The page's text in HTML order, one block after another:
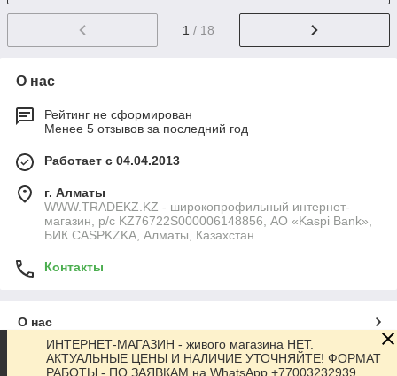
1 / 18
О нас
Рейтинг не сформирован
Менее 5 отзывов за последний год
Работает с 04.04.2013
г. Алматы
WWW.TRADEKZ.KZ - широкопрофильный интернет-
магазин, р/с KZ76722S000006148856, АО «Kaspi Bank»,
БИК CASPKZKA, Алматы, Казахстан
Контакты
О нас
Контакты
ИНТЕРНЕТ-МАГАЗИН - живого магазина НЕТ.
АКТУАЛЬНЫЕ ЦЕНЫ И НАЛИЧИЕ УТОЧНЯЙТЕ! ФОРМАТ
РАБОТЫ - ПО ЗАЯВКАМ на WhatsApp +77003232939,